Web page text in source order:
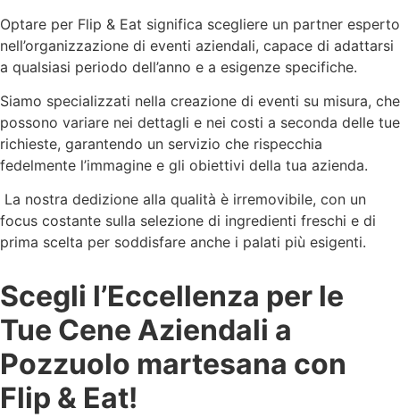
Optare per Flip & Eat significa scegliere un partner esperto
nell’organizzazione di eventi aziendali, capace di adattarsi
a qualsiasi periodo dell’anno e a esigenze specifiche.
Siamo specializzati nella creazione di eventi su misura, che
possono variare nei dettagli e nei costi a seconda delle tue
richieste, garantendo un servizio che rispecchia
fedelmente l’immagine e gli obiettivi della tua azienda.
La nostra dedizione alla qualità è irremovibile, con un
focus costante sulla selezione di ingredienti freschi e di
prima scelta per soddisfare anche i palati più esigenti.
Scegli l’Eccellenza per le
Tue Cene Aziendali a
Pozzuolo martesana con
Flip & Eat!